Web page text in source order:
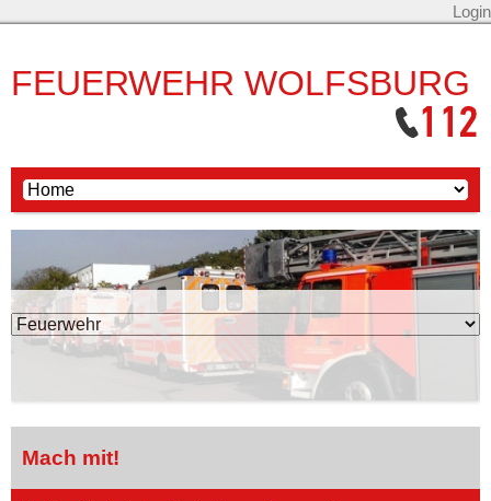
Login
FEUERWEHR WOLFSBURG
Mach mit!